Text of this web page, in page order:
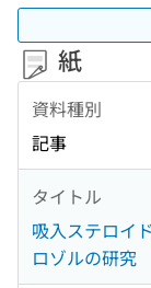
紙
資料種別
記事
タイトル
吸入ステロイ
ロゾルの研究